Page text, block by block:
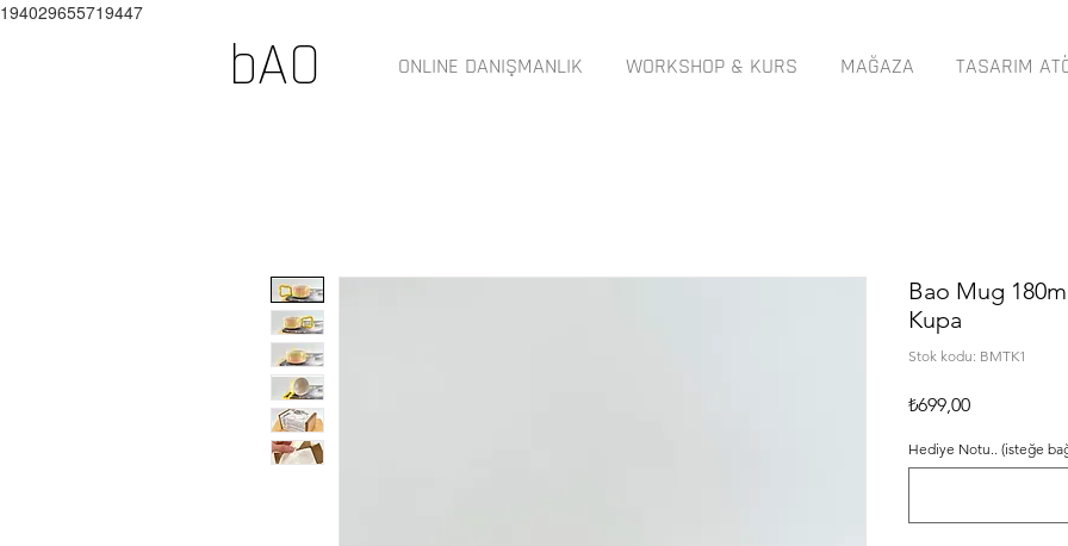
194029655719447
bAO ONLINE DANIŞMANLIK WORKSHOP & KURS MAĞAZA TASARIM
Bao Mug
Kupa
Stok kodu: BMTK1
₺699,00Fiyat
Hediye Notu.. (isteğe